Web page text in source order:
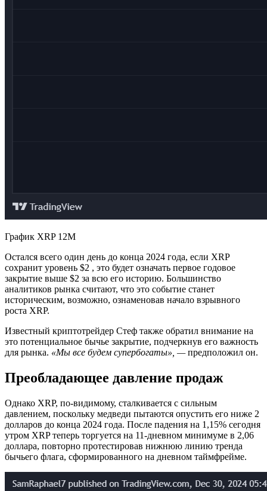
График XRP 12M
Остался всего один день до конца 2024 года, если XRP
сохранит уровень $2 , это будет означать первое годовое
закрытие выше $2 за всю его историю. Большинство
аналитиков рынка считают, что это событие станет
историческим, возможно, ознаменовав начало взрывного
роста XRP.
Известный криптотрейдер Стеф также обратил внимание на
это потенциальное бычье закрытие, подчеркнув его важность
для рынка. «Мы все будем супербогаты», —предположил он.
Преобладающее давление продаж
Однако XRP, по-видимому, сталкивается с сильным
давлением, поскольку медведи пытаются опустить его ниже 2
долларов до конца 2024 года. После падения на 1,15% сегодня
утром XRP теперь торгуется на 11-дневном минимуме в 2,06
доллара, повторно протестировав нижнюю линию тренда
бычьего флага, сформированного на дневном таймфрейме.